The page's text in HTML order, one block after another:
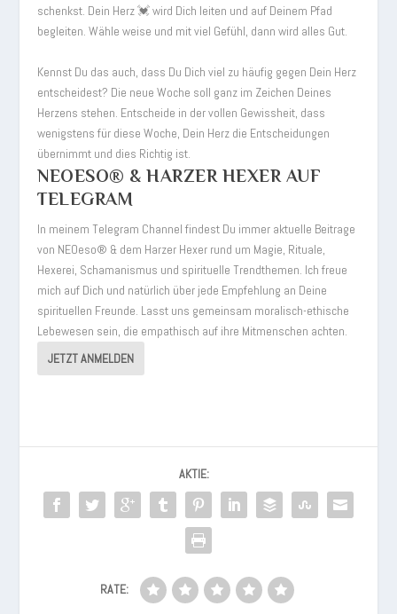
schenkst. Dein Herz 💓 wird Dich leiten und auf Deinem Pfad
begleiten. Wähle weise und mit viel Gefühl, dann wird alles Gut.
Kennst Du das auch, dass Du Dich viel zu häufig gegen Dein Herz
entscheidest? Die neue Woche soll ganz im Zeichen Deines
Herzens stehen. Entscheide in der vollen Gewissheit, dass
wenigstens für diese Woche, Dein Herz die Entscheidungen
übernimmt und dies Richtig ist.
NEOESO® & HARZER HEXER AUF
TELEGRAM
In meinem Telegram Channel findest Du immer aktuelle Beitrage
von NEOeso® & dem Harzer Hexer rund um Magie, Rituale,
Hexerei, Schamanismus und spirituelle Trendthemen. Ich freue
mich auf Dich und natürlich über jede Empfehlung an Deine
spirituellen Freunde. Lasst uns gemeinsam moralisch-ethische
Lebewesen sein, die empathisch auf ihre Mitmenschen achten.
JETZT ANMELDEN
AKTIE:
RATE: